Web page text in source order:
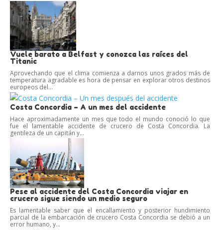
Vuele barato a Belfast y conozca las raíces del
Titanic
Aprovechando que el clima comienza a darnos unos grados más de
temperatura agradable es hora de pensar en explorar otros destinos
europeos del...
Costa Concordia – A un mes del accidente
Hace aproximadamente un mes que todo el mundo conoció lo que
fue el lamentable accidente de crucero de Costa Concordia. La
gentileza de un capitán y...
Pese al accidente del Costa Concordia viajar en
crucero sigue siendo un medio seguro
Es lamentable saber que el encallamiento y posterior hundimiento
parcial de la embarcación de crucero Costa Concordia se debió a un
error humano, y...